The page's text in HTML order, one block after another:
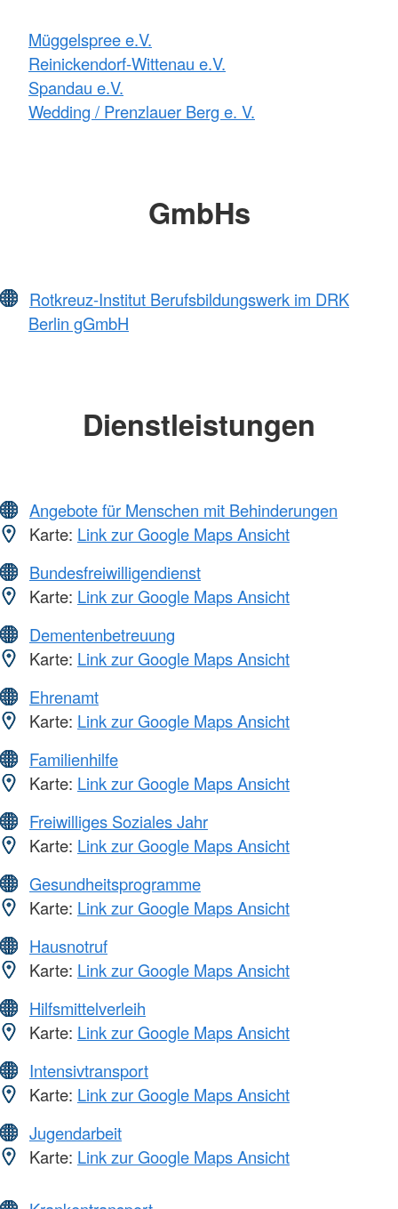
Müggelspree e.V.
Reinickendorf-Wittenau e.V.
Spandau e.V.
Wedding / Prenzlauer Berg e. V.
GmbHs
Rotkreuz-Institut Berufsbildungswerk im DRK
Berlin gGmbH
Dienstleistungen
Angebote für Menschen mit Behinderungen
Karte: Link zur Google Maps Ansicht
Bundesfreiwilligendienst
Karte: Link zur Google Maps Ansicht
Dementenbetreuung
Karte: Link zur Google Maps Ansicht
Ehrenamt
Karte: Link zur Google Maps Ansicht
Familienhilfe
Karte: Link zur Google Maps Ansicht
Freiwilliges Soziales Jahr
Karte: Link zur Google Maps Ansicht
Gesundheitsprogramme
Karte: Link zur Google Maps Ansicht
Hausnotruf
Karte: Link zur Google Maps Ansicht
Hilfsmittelverleih
Karte: Link zur Google Maps Ansicht
Intensivtransport
Karte: Link zur Google Maps Ansicht
Jugendarbeit
Karte: Link zur Google Maps Ansicht